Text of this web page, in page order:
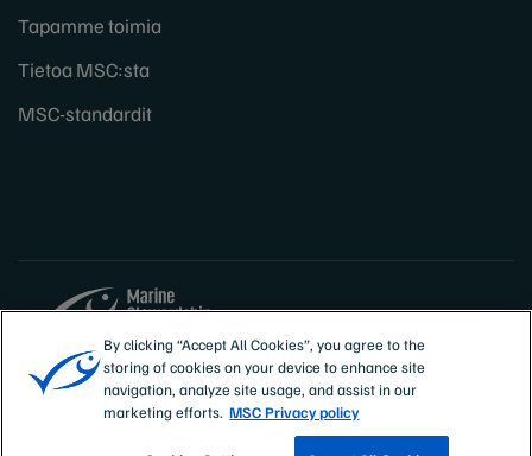
Tapamme toimia
Tietoa MSC:sta
MSC-standardit
Sites
Suomi
By clicking “Accept All Cookies”, you agree to the
storing of cookies on your device to enhance site
navigation, analyze site usage, and assist in our
marketing efforts. MSC Privacy policy